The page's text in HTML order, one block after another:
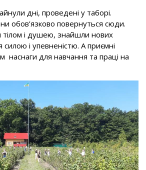
дні, проведені у таборі.
обов’язково повернуться сюди.
тілом і душею, знайшли нових
силою і упевненістю. А приємні
наснаги для навчання та праці на